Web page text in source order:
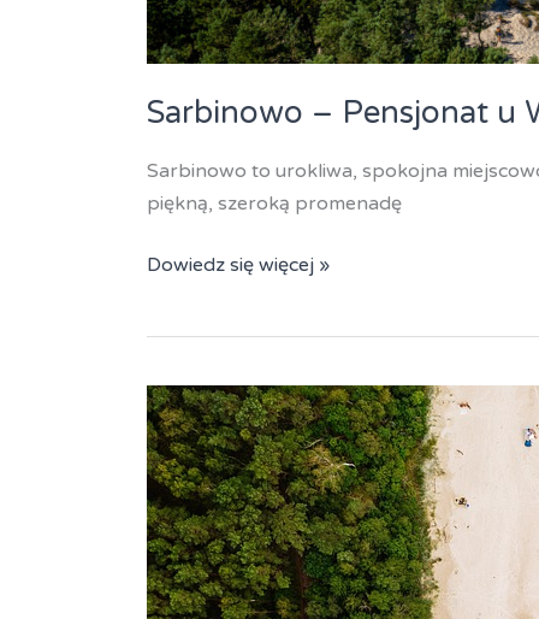
Sarbinowo – Pensjonat u
Sarbinowo to urokliwa, spokojna
piękną, szeroką promenadę
Sarbinowo
Władka
Dowiedz się więcej »